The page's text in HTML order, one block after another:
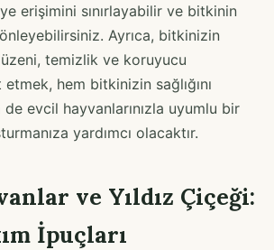
erişimini sınırlayabilir ve bitkinin
Ayrıca, bitkinizin
temizlik ve koruyucu
hem bitkinizin sağlığını
de evcil hayvanlarınızla uyumlu bir
yardımcı olacaktır.
ve Yıldız Çiçeği:
İpuçları